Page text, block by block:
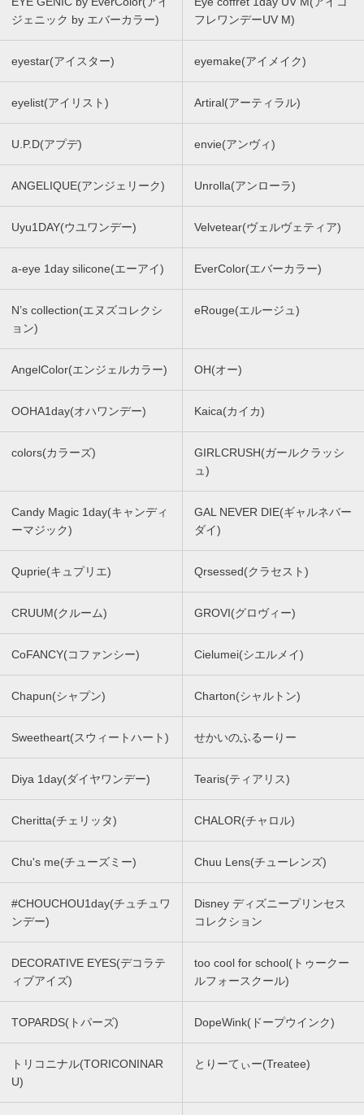
ジェニック by エバーカラー)
フレワンデーUV M)
eyestar(アイスター) eyemake(アイメイク)
eyelist(アイリスト) Artiral(アーティラル)
U.P.D(アプデ) envie(アンヴィ)
ANGELIQUE(アンジェリーク) Unrolla(アンローラ)
Uyu1DAY(ウユワンデー) Velvetear(ヴェルヴェティア)
a-eye 1day silicone(エーアイ) EverColor(エバーカラー)
N’s collection(エヌズコレクシ
ョン)
eRouge(エルージュ)
AngelColor(エンジェルカラー) OH(オー)
OOHA1day(オハワンデー) Kaica(カイカ)
colors(カラーズ)
GIRLCRUSH(ガールクラッシ
ュ)
Candy Magic 1day(キャンディ
ーマジック)
GAL NEVER DIE(ギャルネバー
ダイ)
Quprie(キュプリエ) Qrsessed(クラセスト)
CRUUM(クルーム) GROVI(グロヴィー)
CoFANCY(コファンシー) Cielumei(シエルメイ)
Chapun(シャプン) Charton(シャルトン)
Sweetheart(スウィートハート) せかいのふるーりー
Diya 1day(ダイヤワンデー) Tearis(ティアリス)
Cheritta(チェリッタ) CHALOR(チャロル)
Chu's me(チューズミー) Chuu Lens(チューレンズ)
#CHOUCHOU1day(チュチュワ
ンデー)
Disney ディズニープリンセス
コレクション
DECORATIVE EYES(デコラテ
ィブアイズ)
too cool for school(トゥークー
ルフォースクール)
TOPARDS(トパーズ) DopeWink(ドープウインク)
トリコニナル(TORICONINAR
U)
とりーてぃー(Treatee)